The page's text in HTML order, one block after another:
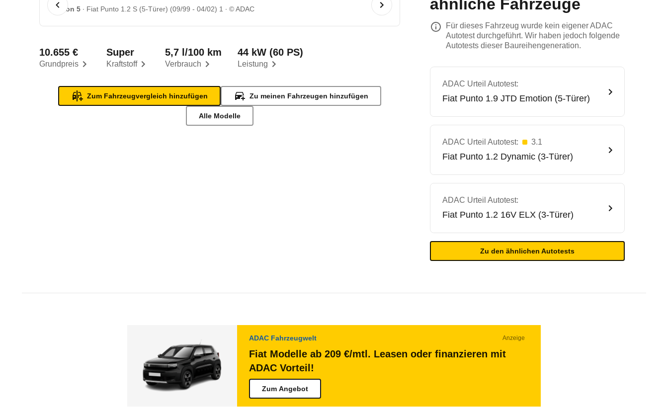
1 von 5 Fiat Punto 1.2 S (5-Türer) (09/99 - 04/02) 1 © ADAC
Grundpreis
10.655 €
Kraftstoff
Super
Verbrauch
5,7 l/100 km
Leistung
44 kW (60 PS)
Zum Fahrzeugvergleich hinzufügen Zu meinen Fahrzeugen hinzufügen
Alle Modelle
ähnliche Fahrzeuge
Für dieses Fahrzeug wurde kein eigener ADAC
Autotest durchgeführt. Wir haben jedoch folgende
Autotests dieser Baureihengeneration.
ADAC Urteil Autotest:
Fiat Punto 1.9 JTD Emotion (5-Türer)
ADAC Urteil Autotest: 3.1
Fiat Punto 1.2 Dynamic (3-Türer)
ADAC Urteil Autotest:
Fiat Punto 1.2 16V ELX (3-Türer)
Zu den ähnlichen Autotests
ADAC Fahrzeugwelt Anzeige
Fiat Modelle ab 209 €/mtl. Leasen oder finanzieren mit
ADAC Vorteil!
Zum Angebot